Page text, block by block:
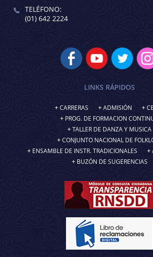
TELÉFONO:
(01) 642 2224
LINKS RÁPIDOS
CARRERAS ADMISIÓN
PROG. DE FORMACION
TALLER DE DANZA Y MUSICA
CONJUNTO NACIONAL DE
ENSAMBLE DE INSTR. TRADICIONALES
BUZÓN DE SUGERENCIAS